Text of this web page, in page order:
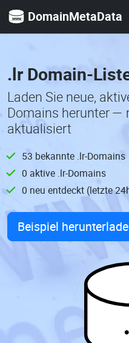
DomainMetaData
.lr Domain-
Laden Sie neue,
Domains herunter —
aktualisiert
53 bekannte .lr-Domains
0 aktive .lr-Domains
0 neu entdeckt (letzte
Beispiel